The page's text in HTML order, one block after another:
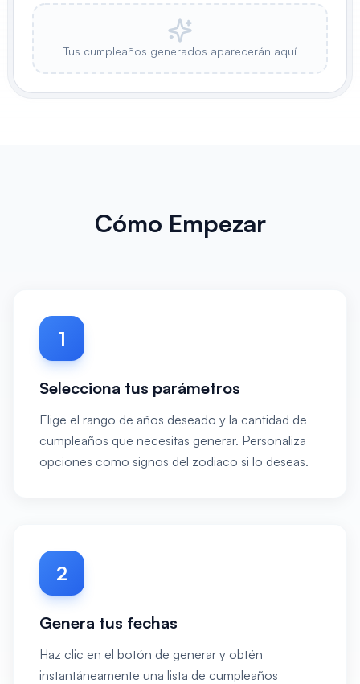
Tus cumpleaños generados aparecerán aquí
Cómo Empezar
1
Selecciona tus parámetros
Elige el rango de años deseado y la cantidad de
cumpleaños que necesitas generar. Personaliza
opciones como signos del zodiaco si lo deseas.
2
Genera tus fechas
Haz clic en el botón de generar y obtén
instantáneamente una lista de cumpleaños